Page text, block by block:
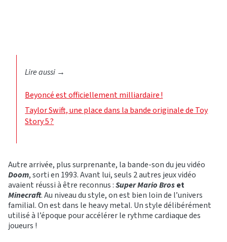
Lire aussi →
Beyoncé est officiellement milliardaire !
Taylor Swift, une place dans la bande originale de Toy
Story 5 ?
Autre arrivée, plus surprenante, la bande-son du jeu vidéo
Doom, sorti en 1993. Avant lui, seuls 2 autres jeux vidéo
avaient réussi à être reconnus :Super Mario Broset
Minecraft. Au niveau du style, on est bien loin de l’univers
familial. On est dans le heavy metal. Un style délibérément
utilisé à l’époque pour accélérer le rythme cardiaque des
joueurs !